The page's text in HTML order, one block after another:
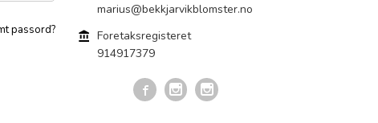
passord?
marius@bekkjarvikblomster.no
Foretaksregisteret
914917379